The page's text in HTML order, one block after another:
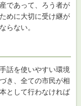
であって、ろう者が
めに大切に受け継が
らない。
話を使いやすい環境
き、全ての市民が相
として行わなければ